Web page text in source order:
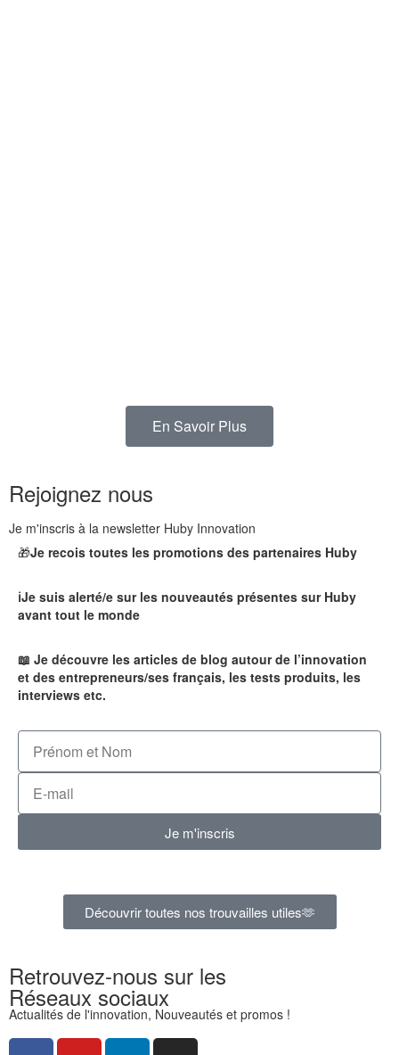
En Savoir Plus
Rejoignez nous
Je m'inscris à la newsletter Huby Innovation
🎁Je recois toutes les promotions des partenaires Huby
ℹ️Je suis alerté/e sur les nouveautés présentes sur Huby
avant tout le monde
📖 Je découvre les articles de blog autour de l’innovation
et des entrepreneurs/ses français, les tests produits, les
interviews etc.
Je m'inscris
Découvrir toutes nos trouvailles utiles🫶
Retrouvez-nous sur les
Réseaux sociaux
Actualités de l'innovation, Nouveautés et promos !